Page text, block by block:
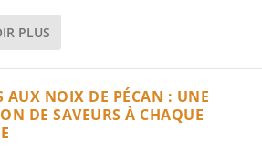
PLUS
AUX NOIX DE PÉCAN : UNE
DE SAVEURS À CHAQUE